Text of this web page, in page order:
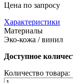
Цена по запросу
Характеристики
Материалы
Эко-кожа / винил
Доступное
Количество товара: